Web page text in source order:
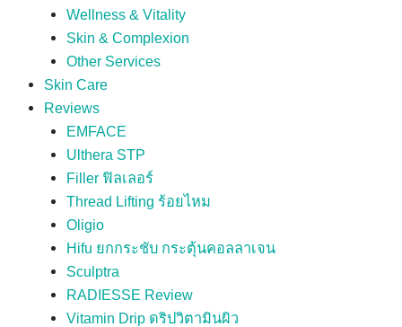
Wellness & Vitality
Skin & Complexion
Other Services
Skin Care
Reviews
EMFACE
Ulthera STP
Filler ฟิลเลอร์
Thread Lifting ร้อยไหม
Oligio
Hifu ยกกระชับ กระตุ้นคอลลาเจน
Sculptra
RADIESSE Review
Vitamin Drip ดริปวิตามินผิว